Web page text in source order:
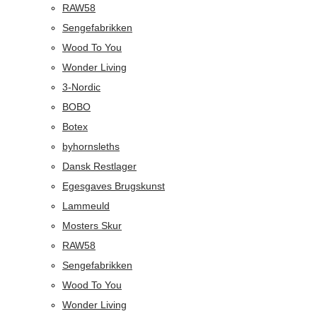
RAW58
Sengefabrikken
Wood To You
Wonder Living
3-Nordic
BOBO
Botex
byhornsleths
Dansk Restlager
Egesgaves Brugskunst
Lammeuld
Mosters Skur
RAW58
Sengefabrikken
Wood To You
Wonder Living